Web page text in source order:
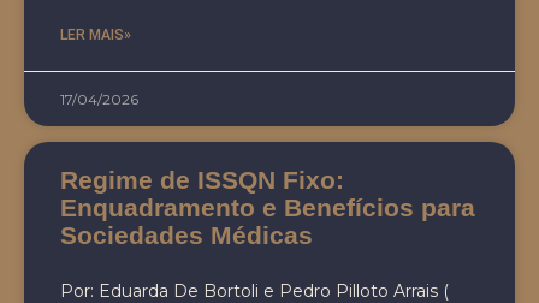
LER MAIS»
17/04/2026
Regime de ISSQN Fixo:
Enquadramento e Benefícios para
Sociedades Médicas
Por: Eduarda De Bortoli e Pedro Pilloto Arrais (